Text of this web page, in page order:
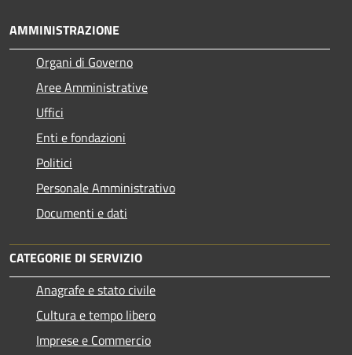
AMMINISTRAZIONE
Organi di Governo
Aree Amministrative
Uffici
Enti e fondazioni
Politici
Personale Amministrativo
Documenti e dati
CATEGORIE DI SERVIZIO
Anagrafe e stato civile
Cultura e tempo libero
Imprese e Commercio